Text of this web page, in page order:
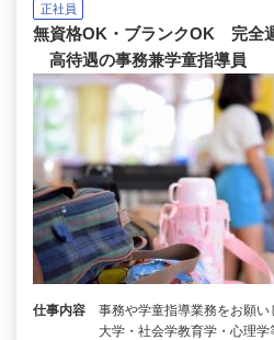
正社員
無資格OK・ブランクOK 完全
高待遇の事務兼学童指導員
仕事内容
事務や学童指導業務をお願
大学・社会学教育学・心理